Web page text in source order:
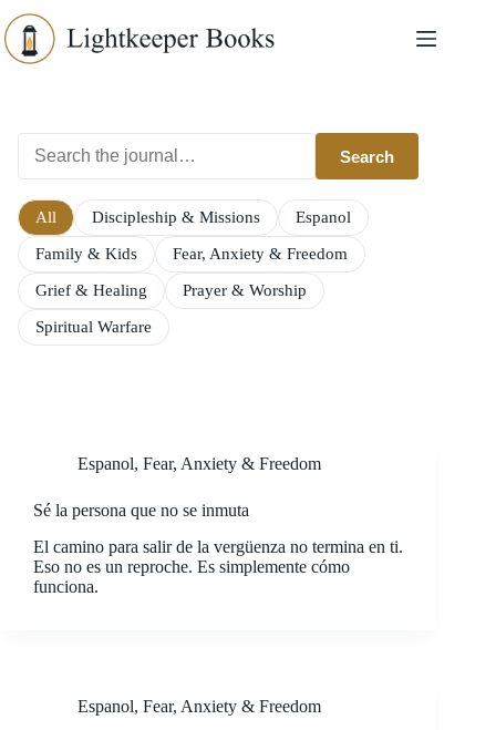
to
content
Search
All Discipleship & Missions Espanol
Family & Kids Fear, Anxiety & Freedom
Grief & Healing Prayer & Worship
Spiritual Warfare
Espanol, Fear, Anxiety & Freedom
Sé la persona que no se inmuta
El camino para salir de la vergüenza no termina en ti.
Eso no es un reproche. Es simplemente cómo
funciona.
Espanol, Fear, Anxiety & Freedom